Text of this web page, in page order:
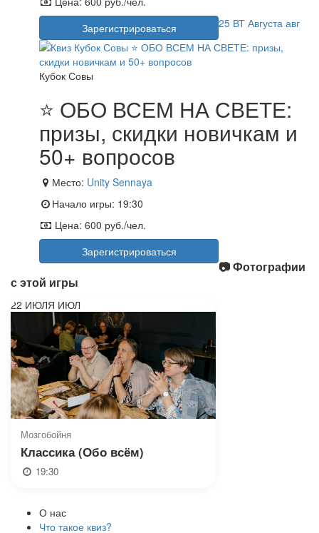
Зарегистрироваться
25 ВТ Августа авг
Кубок Совы
⭐ ОБО ВСЕМ НА СВЕТЕ:
призы, скидки новичкам и
50+ вопросов
Место: Unity Sennaya
Начало игры: 19:30
Цена: 600 руб./чел.
Зарегистрироваться
📷 Фотографии
с этой игры
22 ИЮЛЯ ИЮЛ
Мозгобойня
Классика (Обо всём)
19:30
О нас
Что такое квиз?